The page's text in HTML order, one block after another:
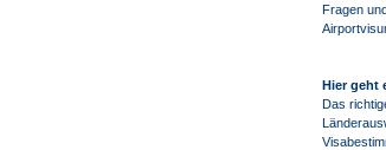
Fragen
Hier geht
Das